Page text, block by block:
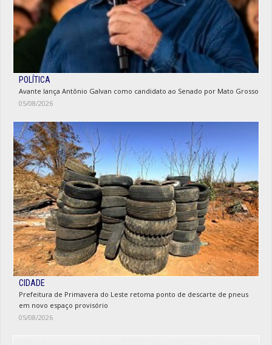
POLÍTICA
Avante lança Antônio Galvan como candidato ao Senado por Mato Grosso
05/08/2026
CIDADE
Prefeitura de Primavera do Leste retoma ponto de descarte de pneus
em novo espaço provisório
05/08/2026